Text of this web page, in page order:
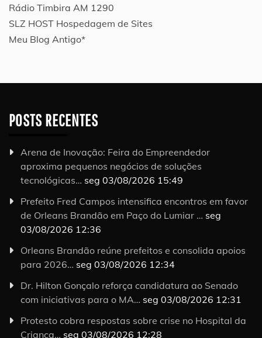
Rádio Timbira AM 1290
SLZ HOST Hospedagem de Sites
Meu Blog Antigo*
POSTS RECENTES
Arena de Inovação: Feira do Empreendedor
aproxima pequenos negócios de soluções
tecnológicas… seg 03/08/2026 15:49
Prefeito Fred Campos intensifica encontros em favor
de Orleans Brandão em Paço do Lumiar … seg
03/08/2026 12:36
Orleans Brandão reúne prefeitos e consolida apoios
para 2026… seg 03/08/2026 12:34
Dr. Hilton Gonçalo reforça candidatura ao Senado
com iniciativas para o MA… seg 03/08/2026 12:31
Protesto cobra respostas sobre crise no Hospital da
Criança… seg 03/08/2026 12:28